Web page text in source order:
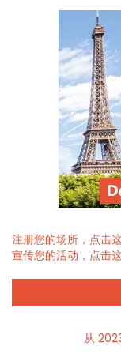
注册您的场所，点击
宣传您的活动，点击
从